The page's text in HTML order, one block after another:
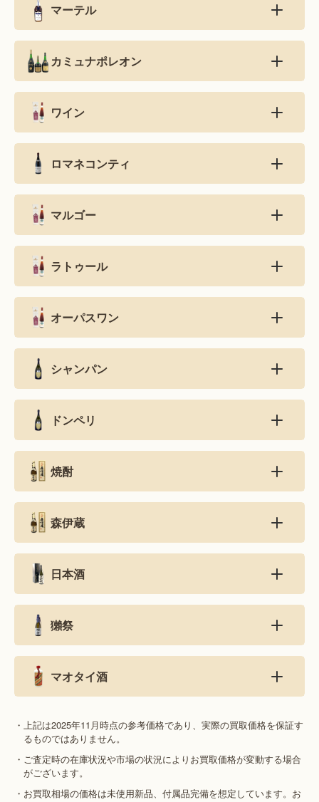
マーテル
カミュナポレオン
ワイン
ロマネコンティ
マルゴー
ラトゥール
オーパスワン
シャンパン
ドンペリ
焼酎
森伊蔵
日本酒
獺祭
マオタイ酒
・上記は2025年11月時点の参考価格であり、実際の買取価格を保証す
るものではありません。
・ご査定時の在庫状況や市場の状況によりお買取価格が変動する場合
がございます。
・お買取相場の価格は未使用新品、付属品完備を想定しています。お